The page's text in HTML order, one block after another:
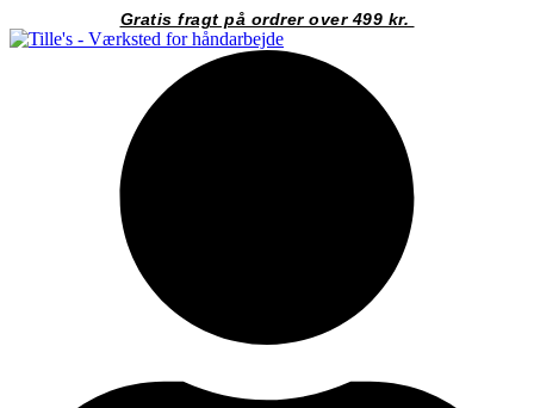
til
Gratis fragt på ordrer over 499 kr.